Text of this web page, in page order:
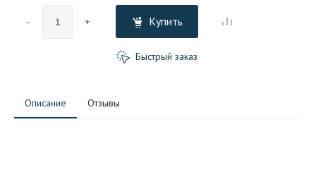
- + Купить
Быстрый заказ
Описание Отзывы